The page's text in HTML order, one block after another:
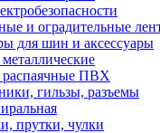
и оградительные
для шин и аксессуары
распаячные ПВХ
гильзы, разъемы
прутки, чулки